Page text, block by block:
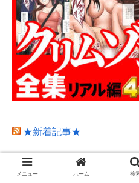
★新着記事★
メニュー ホーム 検